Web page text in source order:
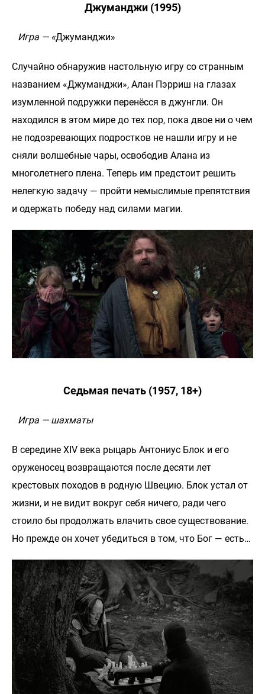
Джуманджи (1995)
Игра — «Джуманджи»
Случайно обнаружив настольную игру со странным
названием «Джуманджи», Алан Пэрриш на глазах
изумленной подружки перенёсся в джунгли. Он
находился в этом мире до тех пор, пока двое ни о чем
не подозревающих подростков не нашли игру и не
сняли волшебные чары, освободив Алана из
многолетнего плена. Теперь им предстоит решить
нелегкую задачу — пройти немыслимые препятствия
и одержать победу над силами магии.
Седьмая печать (1957, 18+)
Игра — шахматы
В середине XIV века рыцарь Антониус Блок и его
оруженосец возвращаются после десяти лет
крестовых походов в родную Швецию. Блок устал от
жизни, и не видит вокруг себя ничего, ради чего
стоило бы продолжать влачить свое существование.
Но прежде он хочет убедиться в том, что Бог — есть…